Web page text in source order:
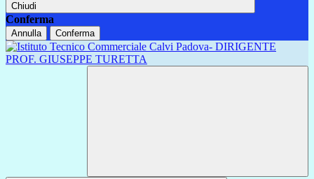
Chiudi
Conferma
Annulla Conferma